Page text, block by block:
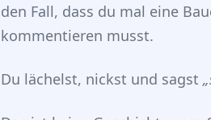
den Fall, dass du mal eine
kommentieren musst.
Du lächelst, nickst und sagst